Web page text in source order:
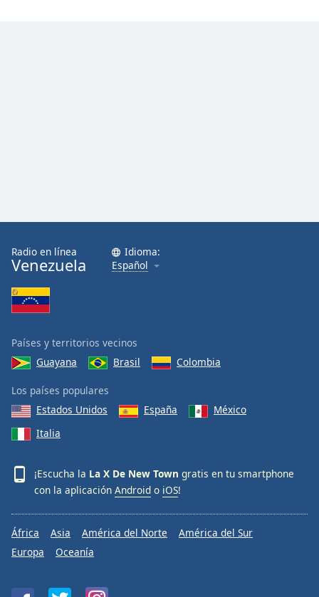
Radio en línea
Venezuela
Idioma:
Español
Países y territorios vecinos
Guayana
Brasil Colombia
Los países populares
Estados Unidos
España
México
Italia
¡Escucha la La X De New Town gratis en tu smartphone
con la aplicación Android o iOS!
África Asia América del Norte
América del Sur
Europa
Oceanía